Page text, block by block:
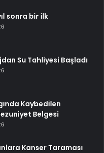
sonra bir ilk
Su Tahliyesi Başladı
Kaybedilen
Belgesi
Kanser Taraması